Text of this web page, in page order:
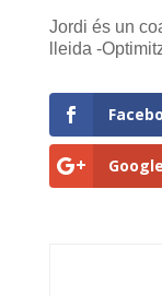
Jordi és un
lleida -